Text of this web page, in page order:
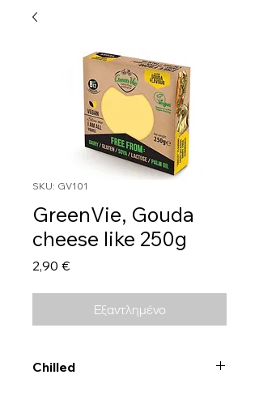
SKU: GV101
GreenVie, Gouda
cheese like 250g
2,90 €Τιμή
Εξαντλημένο
Chilled